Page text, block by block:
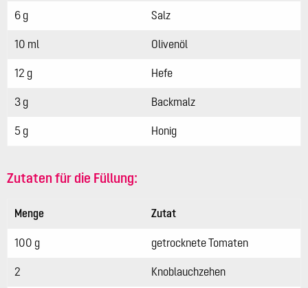
6 g Salz
10 ml Olivenöl
12 g Hefe
3 g Backmalz
5 g Honig
Zutaten für die Füllung:
Menge Zutat
100 g getrocknete Tomaten
2 Knoblauchzehen